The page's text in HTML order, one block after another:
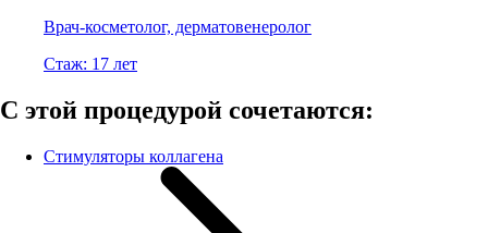
Врач-косметолог, дерматовенеролог
Стаж: 17 лет
С этой процедурой сочетаются:
Стимуляторы коллагена